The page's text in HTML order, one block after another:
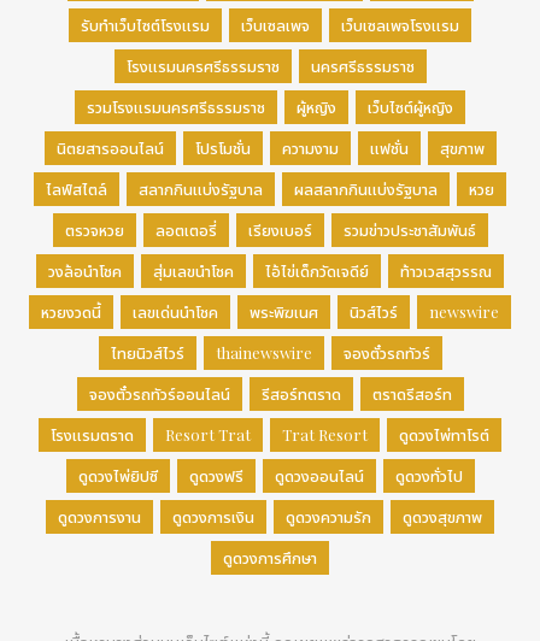
รับทำเว็บไซต์โรงแรม
เว็บเซลเพจ
เว็บเซลเพจโรงแรม
โรงแรมนครศรีธรรมราช
นครศรีธรรมราช
รวมโรงแรมนครศรีธรรมราช
ผู้หญิง
เว็บไซต์ผู้หญิง
นิตยสารออนไลน์
โปรโมชั่น ความงาม แฟชั่น
สุขภาพ
ไลฟ์สไตล์
สลากกินแบ่งรัฐบาล ผลสลากกินแบ่งรัฐบาล
หวย
ตรวจหวย
ลอตเตอรี่ เรียงเบอร์
รวมข่าวประชาสัมพันธ์
วงล้อนำโชค
สุ่มเลขนำโชค ไอ้ไข่เด็กวัดเจดีย์
ท้าวเวสสุวรรณ
หวยงวดนี้
เลขเด่นนำโชค พระพิฆเนศ นิวส์ไวร์
newswire
ไทยนิวส์ไวร์
thainewswire
จองตั๋วรถทัวร์
จองตั๋วรถทัวร์ออนไลน์
รีสอร์ทตราด
ตราดรีสอร์ท
โรงแรมตราด
Resort Trat Trat Resort
ดูดวงไพ่ทาโรต์
ดูดวงไพ่ยิปซี
ดูดวงฟรี ดูดวงออนไลน์
ดูดวงทั่วไป
ดูดวงการงาน
ดูดวงการเงิน ดูดวงความรัก
ดูดวงสุขภาพ
ดูดวงการศึกษา